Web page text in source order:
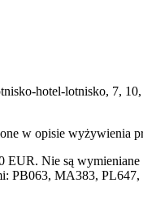
hotel-lotnisko, 7,
w opisie wyżywienia
Nie są
PB063, MA383,